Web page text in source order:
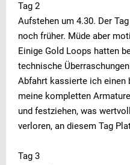
Tag 2
Aufstehen um 4.30. Der
noch früher. Müde aber
Einige Gold Loops hatten
technische
Abfahrt kassierte ich einen
meine kompletten
und festziehen, was
verloren, an diesem Tag
Tag 3